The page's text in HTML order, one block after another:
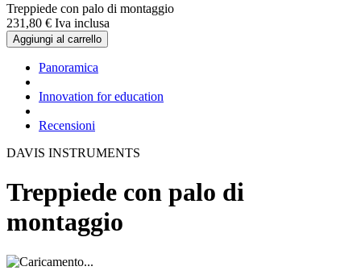
Treppiede con palo di montaggio
231,80 € Iva inclusa
Aggiungi al carrello
Panoramica
Innovation for education
Recensioni
DAVIS INSTRUMENTS
Treppiede con palo di
montaggio